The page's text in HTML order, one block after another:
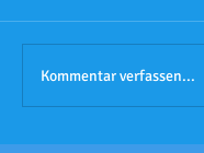
Kommentar verfassen...